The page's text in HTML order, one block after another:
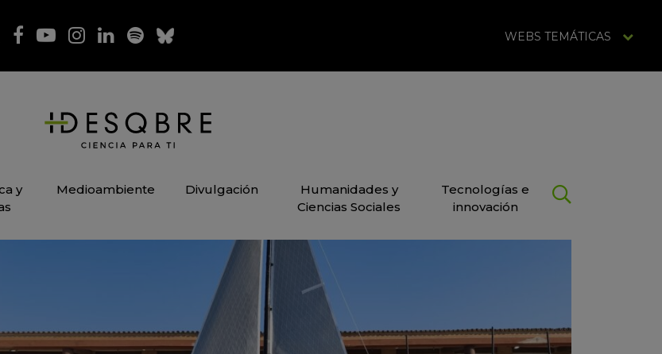
WEBS TEMÁTICAS
y
Medioambiente Divulgación
Humanidades y
Ciencias Sociales
Tecnologías e
innovación